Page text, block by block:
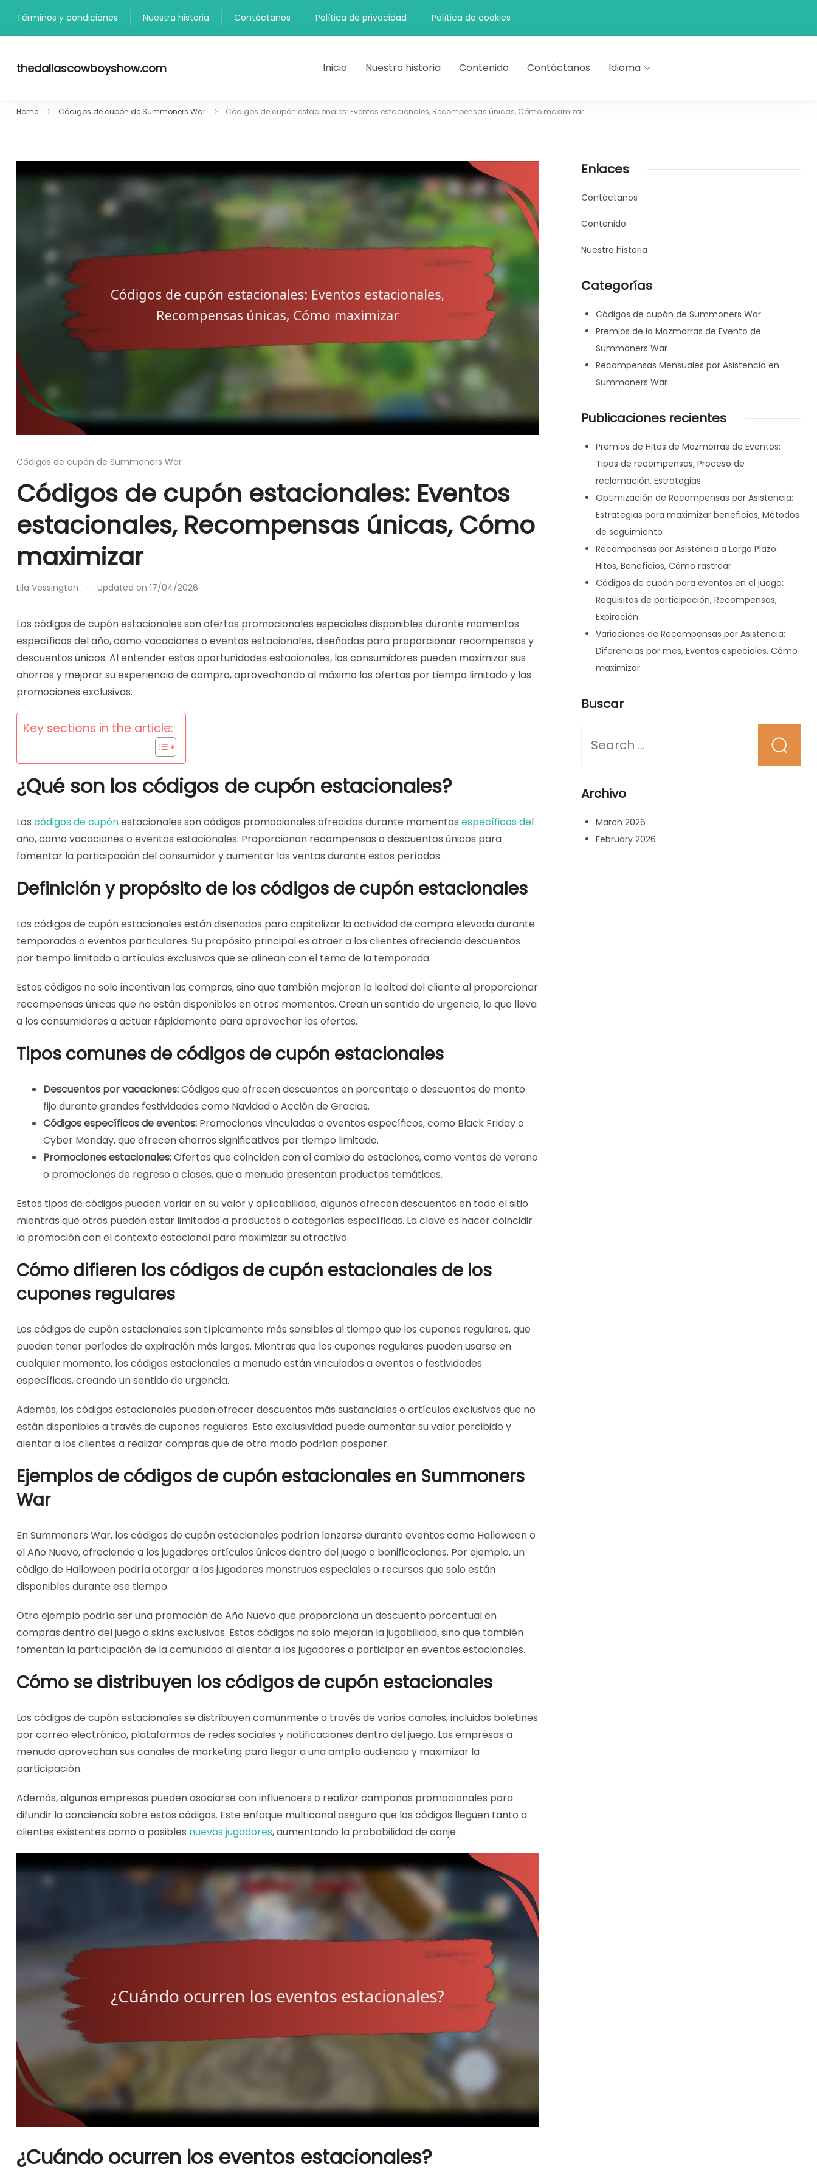
Términos y condiciones Nuestra historia Contáctanos Política de privacidad Política de cookies
thedallascowboyshow.com Inicio Nuestra historia Contenido Contáctanos Idioma
Home Códigos de cupón de Summoners War Códigos de cupón estacionales: Eventos estacionales, Recompensas únicas, Cómo maximizar
Códigos de cupón de Summoners War
Códigos de cupón estacionales: Eventos
estacionales, Recompensas únicas, Cómo
maximizar
Lila Vossington Updated on 17/04/2026
Los códigos de cupón estacionales son ofertas promocionales especiales disponibles durante momentos
específicos del año, como vacaciones o eventos estacionales, diseñadas para proporcionar recompensas y
descuentos únicos. Al entender estas oportunidades estacionales, los consumidores pueden maximizar sus
ahorros y mejorar su experiencia de compra, aprovechando al máximo las ofertas por tiempo limitado y las
promociones exclusivas.
Key sections in the article:
¿Qué son los códigos de cupón estacionales?
Los códigos de cupónestacionales son códigos promocionales ofrecidos durante momentos específicos del
año, como vacaciones o eventos estacionales. Proporcionan recompensas o descuentos únicos para
fomentar la participación del consumidor y aumentar las ventas durante estos períodos.
Definición y propósito de los códigos de cupón estacionales
Los códigos de cupón estacionales están diseñados para capitalizar la actividad de compra elevada durante
temporadas o eventos particulares. Su propósito principal es atraer a los clientes ofreciendo descuentos
por tiempo limitado o artículos exclusivos que se alinean con el tema de la temporada.
Estos códigos no solo incentivan las compras, sino que también mejoran la lealtad del cliente al proporcionar
recompensas únicas que no están disponibles en otros momentos. Crean un sentido de urgencia, lo que lleva
a los consumidores a actuar rápidamente para aprovechar las ofertas.
Tipos comunes de códigos de cupón estacionales
Descuentos por vacaciones:Códigos que ofrecen descuentos en porcentaje o descuentos de monto
fijo durante grandes festividades como Navidad o Acción de Gracias.
Códigos específicos de eventos: Promociones vinculadas a eventos específicos, como Black Friday o
Cyber Monday, que ofrecen ahorros significativos por tiempo limitado.
Promociones estacionales:Ofertas que coinciden con el cambio de estaciones, como ventas de verano
o promociones de regreso a clases, que a menudo presentan productos temáticos.
Estos tipos de códigos pueden variar en su valor y aplicabilidad, algunos ofrecen descuentos en todo el sitio
mientras que otros pueden estar limitados a productos o categorías específicas. La clave es hacer coincidir
la promoción con el contexto estacional para maximizar su atractivo.
Cómo difieren los códigos de cupón estacionales de los
cupones regulares
Los códigos de cupón estacionales son típicamente más sensibles al tiempo que los cupones regulares, que
pueden tener períodos de expiración más largos. Mientras que los cupones regulares pueden usarse en
cualquier momento, los códigos estacionales a menudo están vinculados a eventos o festividades
específicas, creando un sentido de urgencia.
Además, los códigos estacionales pueden ofrecer descuentos más sustanciales o artículos exclusivos que no
están disponibles a través de cupones regulares. Esta exclusividad puede aumentar su valor percibido y
alentar a los clientes a realizar compras que de otro modo podrían posponer.
Ejemplos de códigos de cupón estacionales en Summoners
War
En Summoners War, los códigos de cupón estacionales podrían lanzarse durante eventos como Halloween o
el Año Nuevo, ofreciendo a los jugadores artículos únicos dentro del juego o bonificaciones. Por ejemplo, un
código de Halloween podría otorgar a los jugadores monstruos especiales o recursos que solo están
disponibles durante ese tiempo.
Otro ejemplo podría ser una promoción de Año Nuevo que proporciona un descuento porcentual en
compras dentro del juego o skins exclusivas. Estos códigos no solo mejoran la jugabilidad, sino que también
fomentan la participación de la comunidad al alentar a los jugadores a participar en eventos estacionales.
Cómo se distribuyen los códigos de cupón estacionales
Los códigos de cupón estacionales se distribuyen comúnmente a través de varios canales, incluidos boletines
por correo electrónico, plataformas de redes sociales y notificaciones dentro del juego. Las empresas a
menudo aprovechan sus canales de marketing para llegar a una amplia audiencia y maximizar la
participación.
Además, algunas empresas pueden asociarse con influencers o realizar campañas promocionales para
difundir la conciencia sobre estos códigos. Este enfoque multicanal asegura que los códigos lleguen tanto a
clientes existentes como a posibles nuevos jugadores, aumentando la probabilidad de canje.
¿Cuándo ocurren los eventos estacionales?
Enlaces
Contáctanos
Contenido
Nuestra historia
Categorías
Códigos de cupón de Summoners War
Premios de la Mazmorras de Evento de
Summoners War
Recompensas Mensuales por Asistencia en
Summoners War
Publicaciones recientes
Premios de Hitos de Mazmorras de Eventos:
Tipos de recompensas, Proceso de
reclamación, Estrategias
Optimización de Recompensas por Asistencia:
Estrategias para maximizar beneficios, Métodos
de seguimiento
Recompensas por Asistencia a Largo Plazo:
Hitos, Beneficios, Cómo rastrear
Códigos de cupón para eventos en el juego:
Requisitos de participación, Recompensas,
Expiración
Variaciones de Recompensas por Asistencia:
Diferencias por mes, Eventos especiales, Cómo
maximizar
Buscar
for
Archivo
March 2026
February 2026